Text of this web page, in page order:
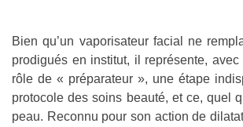
Bien qu’un vaporisateur facial ne
prodigués en institut, il représente,
rôle de « préparateur », une étape
protocole des soins beauté, et ce, quel
peau. Reconnu pour son action de